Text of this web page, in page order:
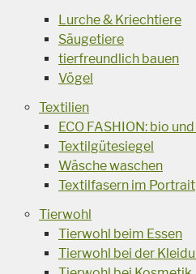
Lurche & Kriechtiere
Säugetiere
tierfreundlich bauen
Vögel
Textilien
ECO FASHION: bio
Textilgütesiegel
Wäsche waschen
Textilfasern im Portrait
Tierwohl
Tierwohl beim Essen
Tierwohl bei der